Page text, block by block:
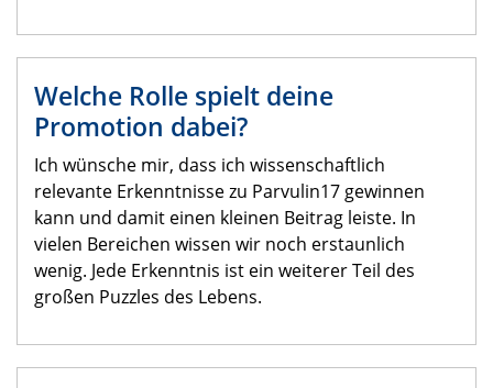
Welche Rolle spielt deine
Promotion dabei?
Ich wünsche mir, dass ich wissenschaftlich
relevante Erkenntnisse zu Parvulin17 gewinnen
kann und damit einen kleinen Beitrag leiste. In
vielen Bereichen wissen wir noch erstaunlich
wenig. Jede Erkenntnis ist ein weiterer Teil des
großen Puzzles des Lebens.